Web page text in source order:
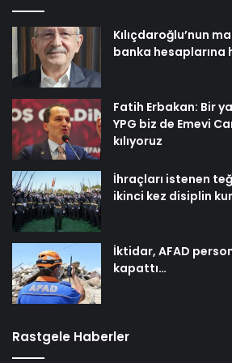
Kılıçdaroğlu’nun
banka hesaplarına
Fatih Erbakan: Bir
YPG biz de Emevi
kılıyoruz
İhraçları istenen
ikinci kez disiplin
İktidar, AFAD
kapattı…
Rastgele Haberler